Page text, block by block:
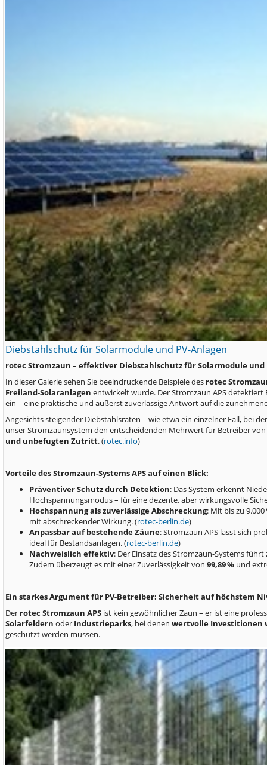
Diebstahlschutz für Solarmodule und PV-Anlagen
rotec Stromzaun – effektiver Diebstahlschutz für Solarmodule und
In dieser Galerie sehen Sie beeindruckende Beispiele des rotec
Freiland-Solaranlagen entwickelt wurde. Der Stromzaun APS
ein – eine praktische und äußerst zuverlässige Antwort auf die
Angesichts steigender Diebstahlsraten – wie etwa ein einzelner Fall, bei
unser Stromzaunsystem den entscheidenden Mehrwert für Betreiber
und unbefugten Zutritt. (rotec.info)
Vorteile des Stromzaun-Systems APS auf einen Blick:
Präventiver Schutz durch Detektion: Das System erkennt
Hochspannungsmodus – für eine dezente, aber wirkungsvolle
Hochspannung als zuverlässige Abschreckung: Mit bis zu
mit abschreckender Wirkung. (rotec-berlin.de)
Anpassbar auf bestehende Zäune: Stromzaun APS lässt sich
ideal für Bestandsanlagen. (rotec-berlin.de)
Nachweislich effektiv: Der Einsatz des Stromzaun-Systems
Zudem überzeugt es mit einer Zuverlässigkeit von 99,89 % und
Ein starkes Argument für PV-Betreiber: Sicherheit auf höchstem
Der rotec Stromzaun APS ist kein gewöhnlicher Zaun – er ist eine
Solarfeldern oder Industrieparks, bei denen wertvolle Investitionen
geschützt werden müssen.